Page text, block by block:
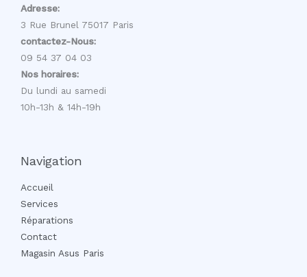
Adresse:
3 Rue Brunel 75017 Paris
contactez-Nous:
09 54 37 04 03
Nos horaires:
Du lundi au samedi
10h-13h & 14h-19h
Navigation
Accueil
Services
Réparations
Contact
Magasin Asus Paris